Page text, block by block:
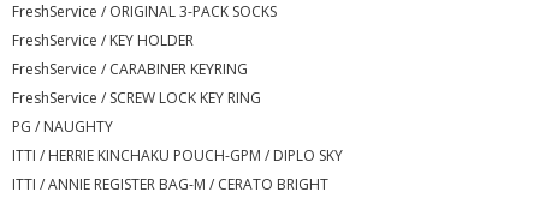
FreshService / ORIGINAL 3-PACK SOCKS
FreshService / KEY HOLDER
FreshService / CARABINER KEYRING
FreshService / SCREW LOCK KEY RING
PG / NAUGHTY
ITTI / HERRIE KINCHAKU POUCH-GPM / DIPLO SKY
ITTI / ANNIE REGISTER BAG-M / CERATO BRIGHT